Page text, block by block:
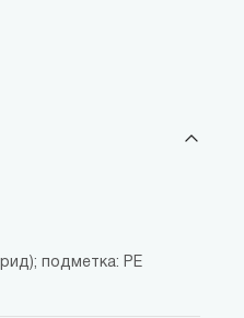
подметка: PE